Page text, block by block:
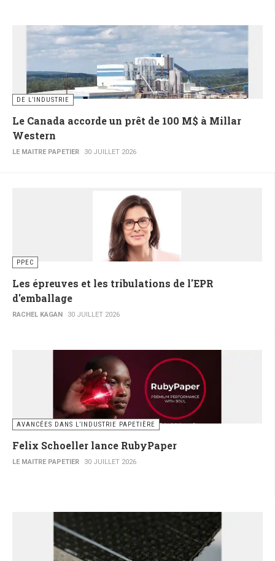
DE L’INDUSTRIE
Le Canada accorde un prêt de 100 M$ à Millar
Western
LE MAITRE PAPETIER 30 JUILLET 2026
PPEC
Les épreuves et les tribulations de l'EPR
d'emballage
RACHEL KAGAN 30 JUILLET 2026
AVANCÉES DANS L’INDUSTRIE PAPETIÈRE
Felix Schoeller lance RubyPaper
LE MAITRE PAPETIER 30 JUILLET 2026